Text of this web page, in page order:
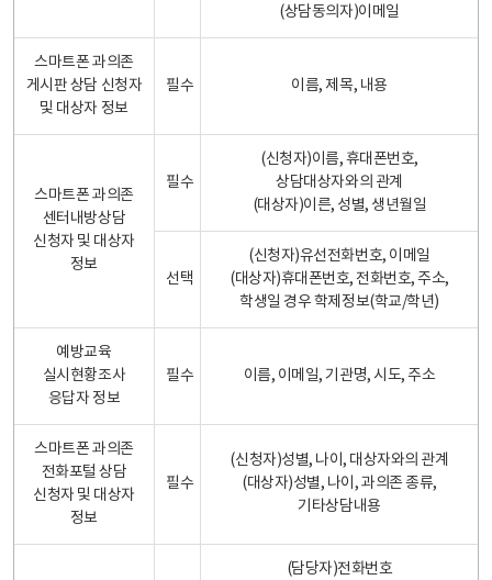
(상담동의자)이메일
스마트폰 과의존
게시판 상담 신청자
및 대상자 정보
필수 이름, 제목, 내용
스마트폰 과의존
센터내방상담
신청자 및 대상자
정보
필수
(신청자)이름, 휴대폰번호,
상담대상자와의 관계
(대상자)이른, 성별, 생년월일
선택
(신청자)유선전화번호, 이메일
(대상자)휴대폰번호, 전화번호, 주소,
학생일 경우 학제정보(학교/학년)
예방교육
실시현황조사
응답자 정보
필수 이름, 이메일, 기관명, 시도, 주소
스마트폰 과의존
전화포털 상담
신청자 및 대상자
정보
필수
(신청자)성별, 나이, 대상자와의 관계
(대상자)성별, 나이, 과의존 종류,
기타상담내용
(담당자)전화번호